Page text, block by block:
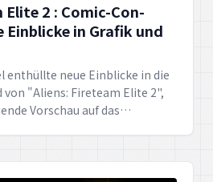
2 : Comic-Con-
Einblicke in Grafik und
enthüllte neue Einblicke in die
von "Aliens: Fireteam Elite 2",
Vorschau auf das